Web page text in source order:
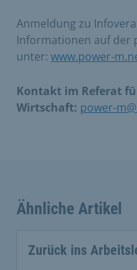
Anmeldung zu
Informationen auf der
unter: www.power-
Kontakt im Referat
Wirtschaft: power-
Ähnliche Artikel
Zurück ins